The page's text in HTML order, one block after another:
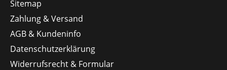
Sitemap
Zahlung & Versand
AGB & Kundeninfo
Datenschutzerklärung
Widerrufsrecht & Formular